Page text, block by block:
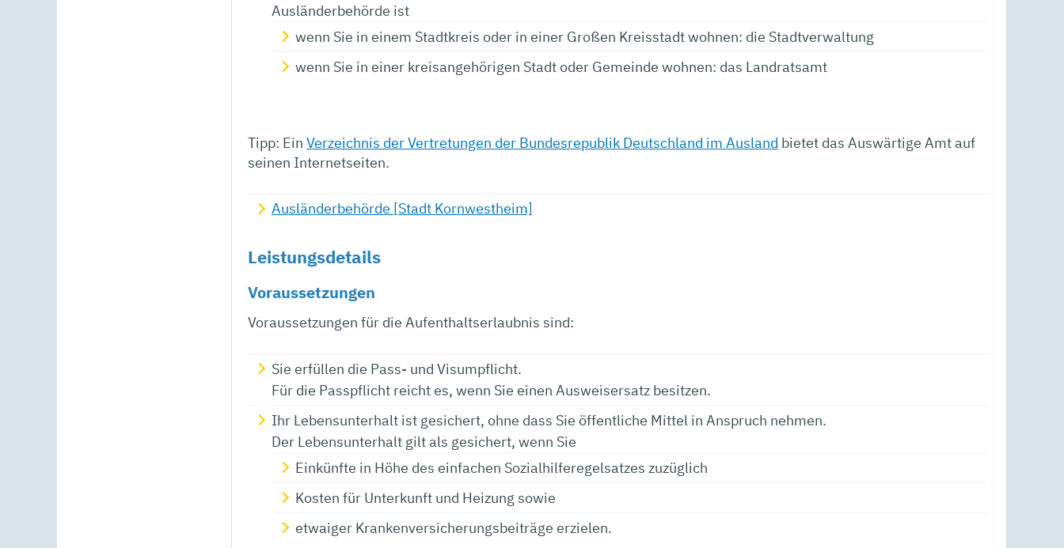
Ausländerbehörde ist
wenn Sie in einem Stadtkreis oder in einer Großen Kreisstadt wohnen: die Stadtverwaltung
wenn Sie in einer kreisangehörigen Stadt oder Gemeinde wohnen: das Landratsamt
Tipp: Ein Verzeichnis der Vertretungen der Bundesrepublik Deutschland im Ausland bietet das Auswärtige Amt auf
seinen Internetseiten.
Ausländerbehörde [Stadt Kornwestheim]
Leistungsdetails
Voraussetzungen
Voraussetzungen für die Aufenthaltserlaubnis sind:
Sie erfüllen die Pass- und Visumpflicht.
Für die Passpflicht reicht es, wenn Sie einen Ausweisersatz besitzen.
Ihr Lebensunterhalt ist gesichert, ohne dass Sie öffentliche Mittel in Anspruch nehmen.
Der Lebensunterhalt gilt als gesichert, wenn Sie
Einkünfte in Höhe des einfachen Sozialhilferegelsatzes zuzüglich
Kosten für Unterkunft und Heizung sowie
etwaiger Krankenversicherungsbeiträge erzielen.